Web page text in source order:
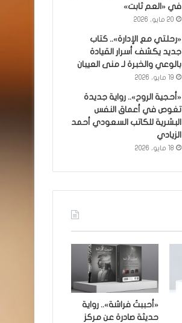
في «العم ثابت»
20 مايو، 2026
«رحلتي مع الإدارة».. كتاب
جديد يكشف أسرار القيادة
بالوعي والخبرة لـ منى العيبان
19 مايو، 2026
«أحجية الروح».. رواية جديدة
تغوص في أعماق النفس
البشرية للكاتب السعودي أحمد
الزيادي
18 مايو، 2026
«أحببتُ فراشة».. رواية
حديثة صادرة عن مركز